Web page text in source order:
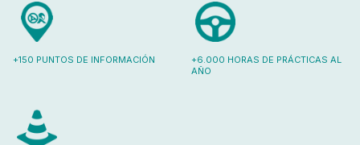
+150 PUNTOS DE INFORMACIÓN
+6.000 HORAS DE PRÁCTICAS AL
AÑO